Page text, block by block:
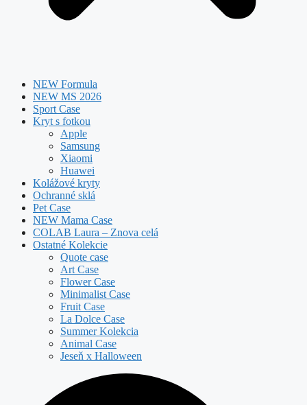
NEW Formula
NEW MS 2026
Sport Case
Kryt s fotkou
Apple
Samsung
Xiaomi
Huawei
Kolážové kryty
Ochranné sklá
Pet Case
NEW Mama Case
COLAB Laura – Znova celá
Ostatné Kolekcie
Quote case
Art Case
Flower Case
Minimalist Case
Fruit Case
La Dolce Case
Summer Kolekcia
Animal Case
Jeseň x Halloween